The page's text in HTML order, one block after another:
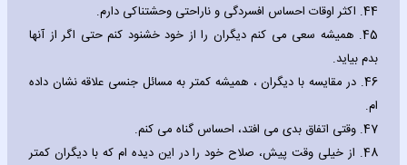
44. اکثر اوقات احساس افسردگی و ناراحتی وحشتناکی دارم.
45. همیشه سعی می کنم دیگران را از خود خشنود کنم حتی اگر از آنها
بدم بیاید.
46. در مقایسه با دیگران ، همیشه کمتر به مسائل جنسی علاقه نشان داده
ام.
47. وقتی اتفاق بدی می افتد، احساس گناه می کنم.
48. از خیلی وقت پیش، صلاح خود را در این دیده ام که با دیگران کمتر